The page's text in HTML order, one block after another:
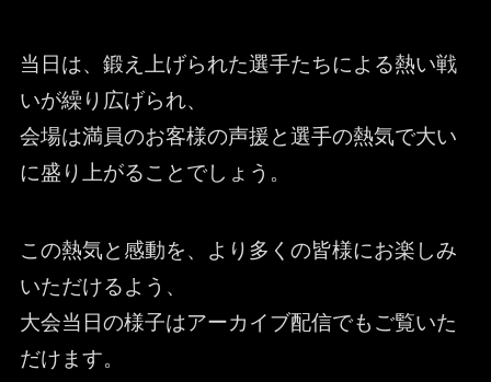
当日は、鍛え上げられた選手たちによる熱い戦
いが繰り広げられ、
会場は満員のお客様の声援と選手の熱気で大い
に盛り上がることでしょう。
この熱気と感動を、より多くの皆様にお楽しみ
いただけるよう、
大会当日の様子はアーカイブ配信でもご覧いた
だけます。